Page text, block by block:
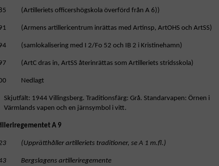
(Artilleriets officershögskola överförd från A 6))
(Armens artillericentrum inrättas med Artinsp, ArtOHS och ArtSS)
(samlokalisering med I 2/Fo 52 och IB 2 i Kristinehamn)
(ArtC dras in, ArtSS återinrättas som Artilleriets stridsskola)
Nedlagt
Skjutfält: 1944 Villingsberg. Traditionsfärg: Grå. Standarvapen: Örnen i
Värmlands vapen och en järnsymbol i vitt.
A 9
(Upprätthåller artilleriets traditioner, se A 1 m.fl.)
Bergslagens artilleriregemente